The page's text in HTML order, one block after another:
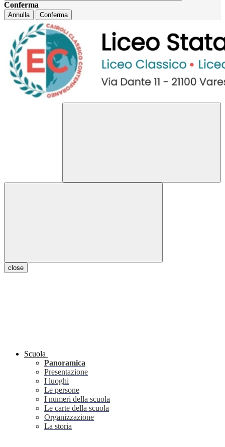
Conferma
Annulla Conferma
close
Scuola
Panoramica
Presentazione
I luoghi
Le persone
I numeri della scuola
Le carte della scuola
Organizzazione
La storia